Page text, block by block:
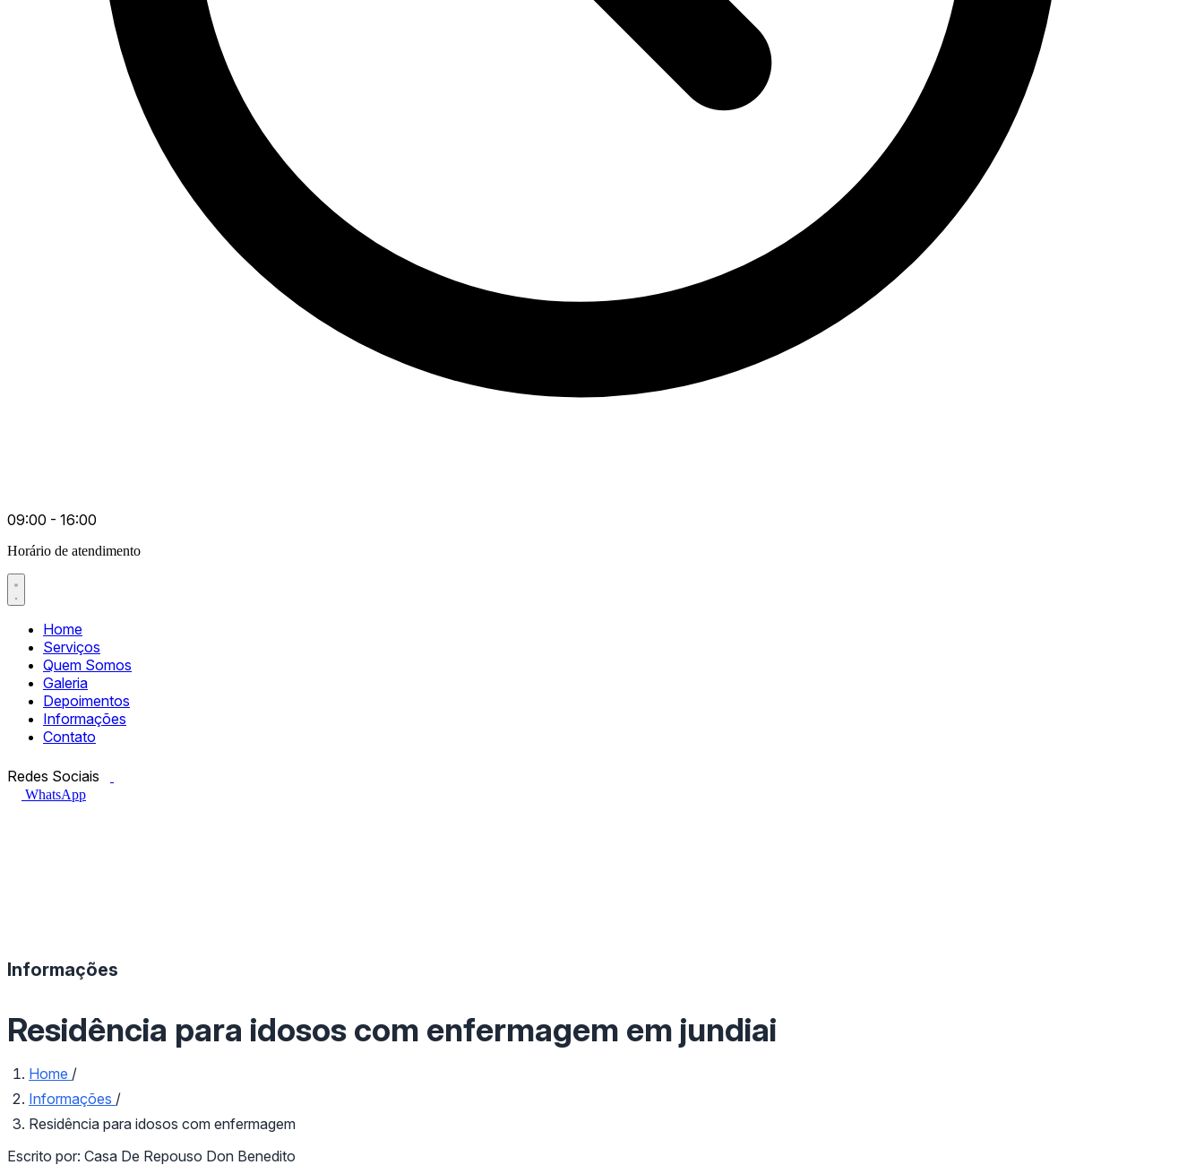
09:00 - 16:00
Horário de atendimento
Home
Serviços
Quem Somos
Galeria
Depoimentos
Informações
Contato
Redes Sociais
WhatsApp
Informações
Residência para idosos com enfermagem em jundiai
Home /
Informações /
Residência para idosos com enfermagem
Escrito por: Casa De Repouso Don Benedito